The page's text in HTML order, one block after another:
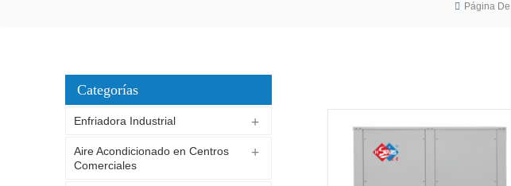
Página
Categorías
Enfriadora Industrial
Aire Acondicionado en Centros
Comerciales